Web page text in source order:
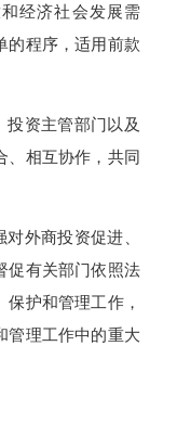
经济社会发展需
的程序，适用前款
资主管部门以及
、相互协作，共同
外商投资促进、
促有关部门依照法
护和管理工作，
管理工作中的重大